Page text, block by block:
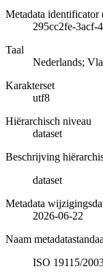
Metadata
295cc2fe-3acf-
Taal
Nederlands;
Karakterset
utf8
Hiërarchisch niveau
dataset
Beschrijving
dataset
Metadata
2026-06-22
Naam
ISO 19115/